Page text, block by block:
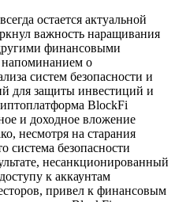
остается актуальной
важность наращивания
финансовыми
напоминанием о
систем безопасности и
для защиты инвестиций и
BlockFi
и доходное вложение
несмотря на старания
система безопасности
несанкционированный
к аккаунтам
привел к финансовым